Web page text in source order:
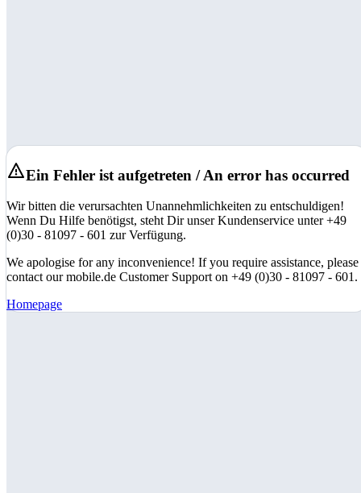
Ein Fehler ist aufgetreten / An error has occurred
Wir bitten die verursachten Unannehmlichkeiten zu entschuldigen!
Wenn Du Hilfe benötigst, steht Dir unser Kundenservice unter +49
(0)30 - 81097 - 601 zur Verfügung.
We apologise for any inconvenience! If you require assistance, please
contact our mobile.de Customer Support on +49 (0)30 - 81097 - 601.
Homepage